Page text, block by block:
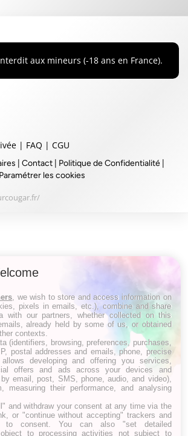
aux mineurs (-18 ans en France).
| FAQ | CGU
Contact Politique de Confidentialité
Paramétrer les cookies
, we wish to store and access information on
pixels in emails, etc.), combine and share
with our partners, whether collected on this
already held by some of us, or obtained
contexts.
(identifiers, browsing, preferences, purchases,
postal addresses and emails, phone, precise
developing and offering you services,
offers and ads across your devices and
email, post, SMS, phone, audio, and video),
measuring their performance, and analysing
and withdraw your consent at any time via the
or "continue without accepting" trackers and
to consent. You can also "set detailed
object to processing activities not subject to